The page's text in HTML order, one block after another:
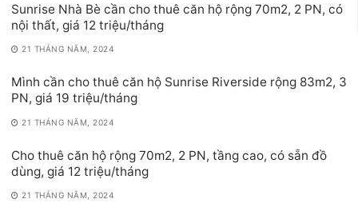
Sunrise Nhà Bè cần cho thuê căn hộ rộng 70m2, 2 PN, có
nội thất, giá 12 triệu/tháng
21 THÁNG NĂM, 2024
Mình cần cho thuê căn hộ Sunrise Riverside rộng 83m2, 3
PN, giá 19 triệu/tháng
21 THÁNG NĂM, 2024
Cho thuê căn hộ rộng 70m2, 2 PN, tầng cao, có sẵn đồ
dùng, giá 12 triệu/tháng
21 THÁNG NĂM, 2024